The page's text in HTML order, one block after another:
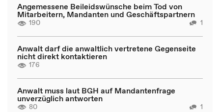
Angemessene Beileidswünsche beim Tod von
Mitarbeitern, Mandanten und Geschäftspartnern
190 1
Anwalt darf die anwaltlich vertretene Gegenseite
nicht direkt kontaktieren
176
Anwalt muss laut BGH auf Mandantenfrage
unverzüglich antworten
80 1